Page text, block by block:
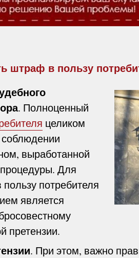
штраф в пользу
. Полноценный
целиком
соблюдении
выработанной
Для
потребителя
является
претензии.
. При этом, важно